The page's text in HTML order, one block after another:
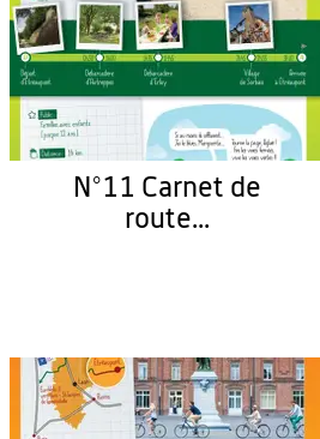
N°11 Carnet de
route...